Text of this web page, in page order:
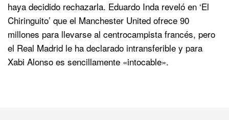
haya decidido rechazarla. Eduardo Inda reveló en ‘El
Chiringuito’ que el Manchester United ofrece 90
millones para llevarse al centrocampista francés, pero
el Real Madrid le ha declarado intransferible y para
Xabi Alonso es sencillamente «intocable».